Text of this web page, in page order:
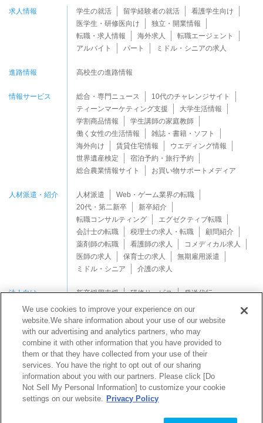
マイナビサポートなら 発送代行業務
サポート！
求人情報 学生の就活 留学経験者の就活
看護学生向け
医学生・研修医向け
独立・開業情報
転職・求人情報
海外求人
転職エージェント
アルバイト
パート ミドル・シニアの求人
進路情報 高校生の進路情報
情報サービス 総合・専門ニュース
10代のチャレンジサイト
ティーンマーケティング支援
大学生活情報
学割商品情報
学生講師の家庭教師
働く女性の生活情報
雑誌・書籍・ソフト
海外向け
賃貸住宅情報
ウエディング情報
世界遺産検定
宿泊予約・旅行予約
総合農業情報サイト
お買い物サポートメディア
人材派遣・紹介 人材派遣
Web・ゲーム業界の転職
20代・第二新卒
新卒紹介
転職コンサルティング
エグゼクティブ転職
会計士の転職
税理士の求人・転職
顧問紹介
薬剤師の転職
看護師の求人
コメディカル求人
医師の求人
保育士の求人
無期雇用派遣
ミドル・シニア
介護の求人
法人向け 新卒採用支援 研修サービス 発送代行
Copyright © Mynavi Support Corporation All rights reserved.
We use cookies to improve your experience on our
website.We share information about your use of our website
with our advertising and analytics partners, who may
combine it with other information that you have provided to
them or that they have collected from your use of their
services. You have the right to opt out of our sharing
information about you with our partners. Please click [Do
Not Sell My Personal Information] to customize your cookie
settings on our website. Privacy Policy